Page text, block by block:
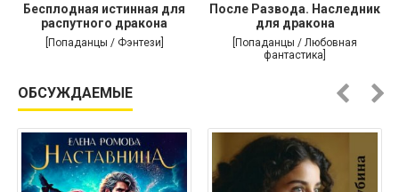
Бесплодная истинная для
распутного дракона
[Попаданцы / Фэнтези]
После Развода. Наследник
для дракона
[Попаданцы / Любовная
фантастика]
ОБСУЖДАЕМЫЕ